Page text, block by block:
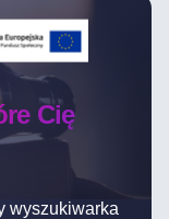
Cię
wyszukiwarka